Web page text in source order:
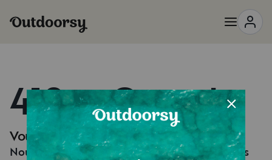
418 — Oups !
Vous semblez perdu.
Nous n'arrivons pas à trouver la page que vous